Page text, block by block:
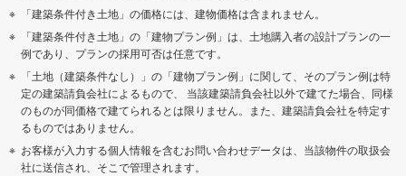
「建築条件付き土地」の価格には、建物価格は含まれません。
「建築条件付き土地」の「建物プラン例」は、土地購入者の設計プランの一
例であり、プランの採用可否は任意です。
「土地（建築条件なし）」の「建物プラン例」に関して、そのプラン例は特
定の建築請負会社によるもので、 当該建築請負会社以外で建てた場合、同様
のものが同価格で建てられるとは限りません。また、建築請負会社を特定す
るものではありません。
お客様が入力する個人情報を含むお問い合わせデータは、当該物件の取扱会
社に送信され、そこで管理されます。